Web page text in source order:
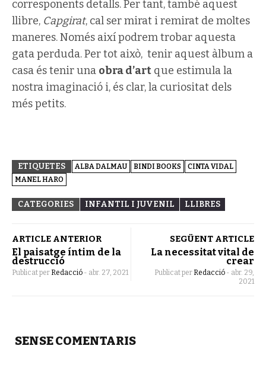
corresponents detalls. Per tant, també aquest
llibre, Capgirat, cal ser mirat i remirat de moltes
maneres. Només així podrem trobar aquesta
gata perduda. Per tot això, tenir aquest àlbum a
casa és tenir una obra d’art que estimula la
nostra imaginació i, és clar, la curiositat dels
més petits.
ETIQUETES ALBA DALMAU BINDI BOOKS
CINTA VIDAL
MANEL HARO
CATEGORIES INFANTIL I JUVENIL LLIBRES
ARTICLE ANTERIOR
El paisatge íntim de la
destrucció
Publicat per Redacció - abr. 27, 2021
SEGÜENT ARTICLE
La necessitat vital de
crear
Publicat per Redacció - abr. 29,
2021
SENSE COMENTARIS